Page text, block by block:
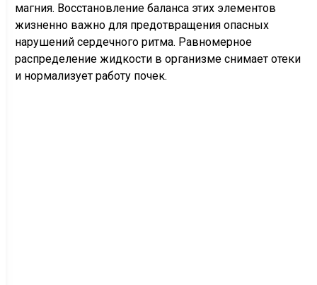
магния. Восстановление баланса этих элементов
жизненно важно для предотвращения опасных
нарушений сердечного ритма. Равномерное
распределение жидкости в организме снимает отеки
и нормализует работу почек.